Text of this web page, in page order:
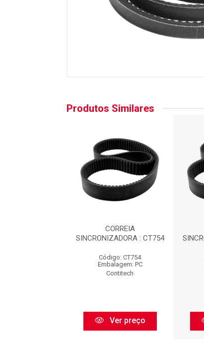
Produtos Similares
CORREIA
SINCRONIZADORA : CT754
Código: CT754
Embalagem: PC
Contitech
Ver preço